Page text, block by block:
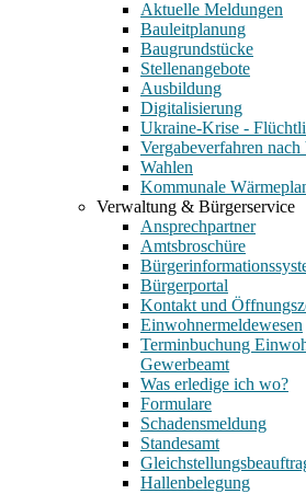
Aktuelle Meldungen
Bauleitplanung
Baugrundstücke
Stellenangebote
Ausbildung
Digitalisierung
Ukraine-Krise -
Vergabeverfahren
Wahlen
Kommunale
Verwaltung & Bürgerservice
Ansprechpartner
Amtsbroschüre
Bürgerportal
Kontakt und
Einwohnermeldewesen
Terminbuchung
Gewerbeamt
Was erledige ich wo?
Formulare
Schadensmeldung
Standesamt
Hallenbelegung